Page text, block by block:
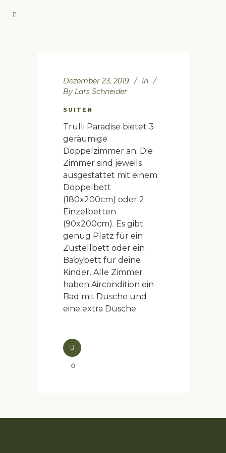
Dezember 23, 2019
In
By Lars Schneider
SUITEN
Trulli Paradise bietet 3
geräumige
Doppelzimmer an. Die
Zimmer sind jeweils
ausgestattet mit einem
Doppelbett
(180x200cm) oder 2
Einzelbetten
(90x200cm). Es gibt
genug Platz für ein
Zustellbett oder ein
Babybett für deine
Kinder. Alle Zimmer
haben Aircondition ein
Bad mit Dusche und
eine extra Dusche
0